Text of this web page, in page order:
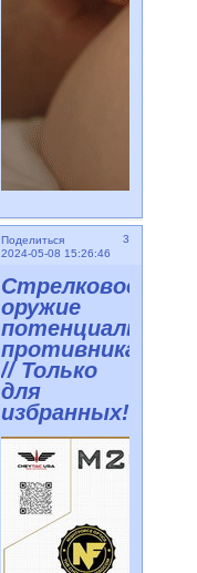
Поделиться
3
2024-05-08 15:26:46
Стрелковое
оружие
потенциального
противника
// Только
для
избранных!